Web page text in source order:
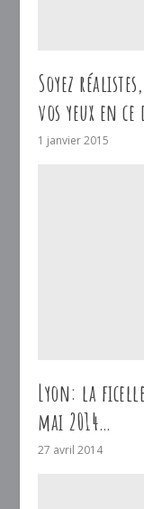
Soyez
vos yeux en
1 janvier 2015
Lyon: la
mai 2014…
27 avril 2014